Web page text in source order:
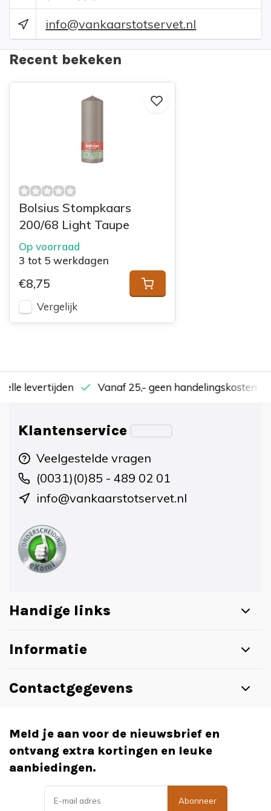
info@vankaarstotservet.nl
Recent bekeken
Bolsius Stompkaars
200/68 Light Taupe
Op voorraad
3 tot 5 werkdagen
€8,75
Vergelijk
levertijden Vanaf 25,- geen handelingskosten
Klantenservice
Veelgestelde vragen
(0031)(0)85 - 489 02 01
info@vankaarstotservet.nl
Handige links
Informatie
Contactgegevens
Meld je aan voor de nieuwsbrief en
ontvang extra kortingen en leuke
aanbiedingen.
Abonneer